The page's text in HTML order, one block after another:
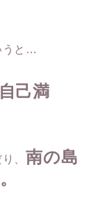
うと…
己満
、 南の島